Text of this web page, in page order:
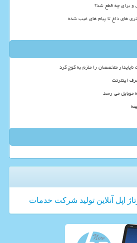
و برای چه قطع شد؟
های داغ تا پیام های غیب شده
متخصصان را ملزم به کوچ کرد
اینترنت
موبایل می رسد
اپل آنلاین تولید شركت خدمات